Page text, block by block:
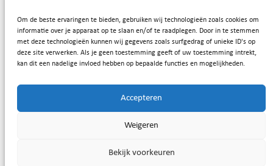
Om de beste ervaringen te bieden, gebruiken wij technologieën zoals cookies om
informatie over je apparaat op te slaan en/of te raadplegen. Door in te stemmen
met deze technologieën kunnen wij gegevens zoals surfgedrag of unieke ID's op
deze site verwerken. Als je geen toestemming geeft of uw toestemming intrekt,
kan dit een nadelige invloed hebben op bepaalde functies en mogelijkheden.
Accepteren
Weigeren
Bekijk voorkeuren